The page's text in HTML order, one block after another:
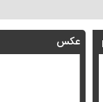
عکس